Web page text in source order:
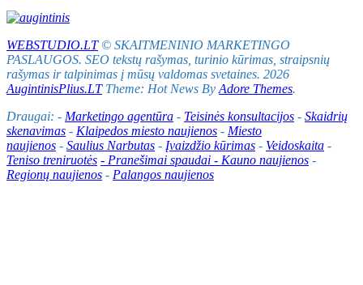
WEBSTUDIO.LT© SKAITMENINIO MARKETINGO
PASLAUGOS. SEO tekstų rašymas, turinio kūrimas, straipsnių
rašymas ir talpinimas į mūsų valdomas svetaines. 2026
AugintinisPlius.LTTheme: Hot News ByAdore Themes.
Draugai: - Marketingo agentūra - Teisinės konsultacijos - Skaidrių
skenavimas - Klaipedos miesto naujienos - Miesto
naujienos - Saulius Narbutas - Įvaizdžio kūrimas - Veidoskaita -
Teniso treniruotės - Pranešimai spaudai - Kauno naujienos -
Regionų naujienos - Palangos naujienos